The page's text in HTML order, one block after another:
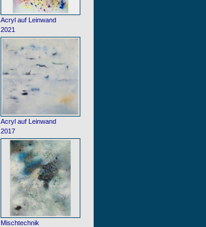
Acryl auf Leinwand
2021
Acryl auf Leinwand
2017
Mischtechnik